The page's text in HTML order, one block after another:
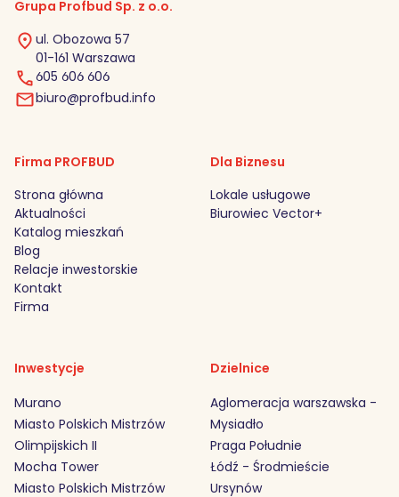
Grupa Profbud Sp. z o.o.
ul. Obozowa 57
01-161 Warszawa
605 606 606
biuro@profbud.info
Firma PROFBUD
Strona główna
Aktualności
Katalog mieszkań
Blog
Relacje inwestorskie
Kontakt
Firma
Dla Biznesu
Lokale usługowe
Biurowiec Vector+
Inwestycje
Murano
Miasto Polskich Mistrzów
Olimpijskich II
Mocha Tower
Miasto Polskich Mistrzów
Dzielnice
Aglomeracja warszawska -
Mysiadło
Praga Południe
Łódź - Środmieście
Ursynów